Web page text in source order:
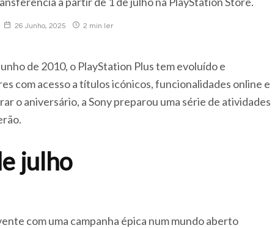
26 Junho, 2025 2 min ler
de 2010, o PlayStation Plus tem evoluído e
com acesso a títulos icónicos, funcionalidades online e
o aniversário, a Sony preparou uma série de atividades
julho
com uma campanha épica num mundo aberto